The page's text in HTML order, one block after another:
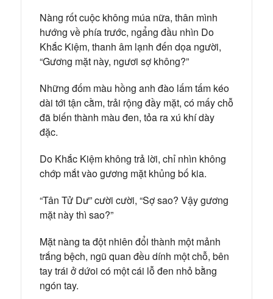
Nàng rốt cuộc không múa nữa, thân mình
hướng về phía trước, ngẩng đầu nhìn Do
Khắc Kiệm, thanh âm lạnh đến dọa người,
“Gương mặt này, ngươi sợ không?”
Những đốm màu hồng anh đào lấm tấm kéo
dài tới tận cằm, trải rộng đầy mặt, có mấy chỗ
đã biến thành màu đen, tỏa ra xú khí dày
đặc.
Do Khắc Kiệm không trả lời, chỉ nhìn không
chớp mắt vào gương mặt khủng bố kia.
“Tân Tử Dư” cười cười, “Sợ sao? Vậy gương
mặt này thì sao?”
Mặt nàng ta đột nhiên đổi thành một mảnh
trắng bệch, ngũ quan đều dính một chỗ, bên
tay trái ở dứoi có một cái lỗ đen nhỏ bằng
ngón tay.